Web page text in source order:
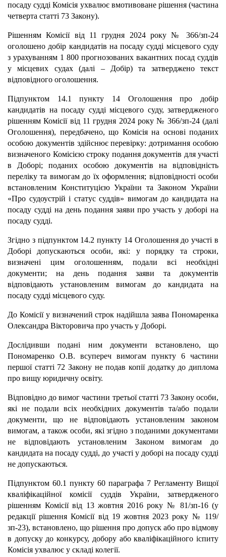
посаду судді Комісія ухвалює вмотивоване рішення (частина
четверта статті 73 Закону).
Рішенням Комісії від 11 грудня 2024 року № 366/зп-24
оголошено добір кандидатів на посаду судді місцевого суду
з урахуванням 1 800 прогнозованих вакантних посад суддів
у місцевих судах (далі – Добір) та затверджено текст
відповідного оголошення.
Підпунктом 14.1 пункту 14 Оголошення про добір
кандидатів на посаду судді місцевого суду, затвердженого
рішенням Комісії від 11 грудня 2024 року № 366/зп-24 (далі
Оголошення), передбачено, що Комісія на основі поданих
особою документів здійснює перевірку: дотримання особою
визначеного Комісією строку подання документів для участі
в Доборі; поданих особою документів на відповідність
переліку та вимогам до їх оформлення; відповідності особи
встановленим Конституцією України та Законом України
«Про судоустрій і статус суддів» вимогам до кандидата на
посаду судді на день подання заяви про участь у доборі на
посаду судді.
Згідно з підпунктом 14.2 пункту 14 Оголошення до участі в
Доборі допускаються особи, які: у порядку та строки,
визначені цим оголошенням, подали всі необхідні
документи; на день подання заяви та документів
відповідають установленим вимогам до кандидата на
посаду судді місцевого суду.
До Комісії у визначений строк надійшла заява Пономаренка
Олександра Вікторовича про участь у Доборі.
Дослідивши подані ним документи встановлено, що
Пономаренко О.В. всупереч вимогам пункту 6 частини
першої статті 72 Закону не подав копії додатку до диплома
про вищу юридичну освіту.
Відповідно до вимог частини третьої статті 73 Закону особи,
які не подали всіх необхідних документів та/або подали
документи, що не відповідають установленим законом
вимогам, а також особи, які згідно з поданими документами
не відповідають установленим Законом вимогам до
кандидата на посаду судді, до участі у доборі на посаду судді
не допускаються.
Підпунктом 60.1 пункту 60 параграфа 7 Регламенту Вищої
кваліфікаційної комісії суддів України, затвердженого
рішенням Комісії від 13 жовтня 2016 року № 81/зп-16 (у
редакції рішення Комісії від 19 жовтня 2023 року № 119/
зп-23), встановлено, що рішення про допуск або про відмову
в допуску до конкурсу, добору або кваліфікаційного іспиту
Комісія ухвалює у складі колегії.